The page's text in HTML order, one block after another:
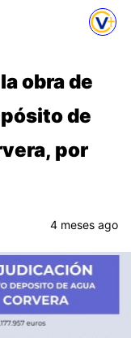
obra de
de
por
4 meses ago